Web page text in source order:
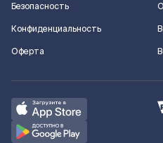
Безопасность
Конфиденциальность
Оферта